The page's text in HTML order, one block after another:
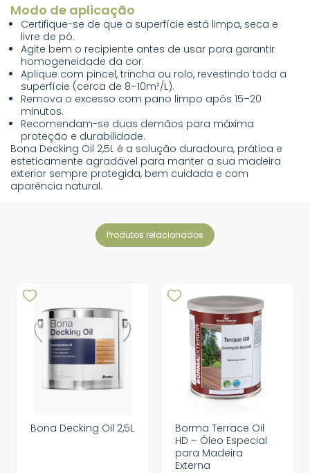
Modo de aplicação
Certifique-se de que a superfície está limpa, seca e
livre de pó.
Agite bem o recipiente antes de usar para garantir
homogeneidade da cor.
Aplique com pincel, trincha ou rolo, revestindo toda a
superfície (cerca de 8–10m²/L).
Remova o excesso com pano limpo após 15–20
minutos.
Recomendam-se duas demãos para máxima
proteção e durabilidade.
Bona Decking Oil 2,5L é a solução duradoura, prática e
esteticamente agradável para manter a sua madeira
exterior sempre protegida, bem cuidada e com
aparência natural.
produtos relacionados
Bona Decking Oil 2,5L
Borma Terrace Oil
HD – Óleo Especial
para Madeira
Externa